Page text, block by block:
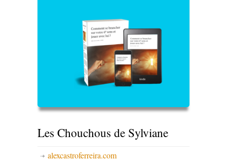
Les Chouchous de Sylviane
alexcastroferreira.com